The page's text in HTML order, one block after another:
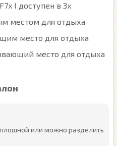
I доступен в 3х
местом для отдыха
место для отдыха
место для отдыха
или можно разделить